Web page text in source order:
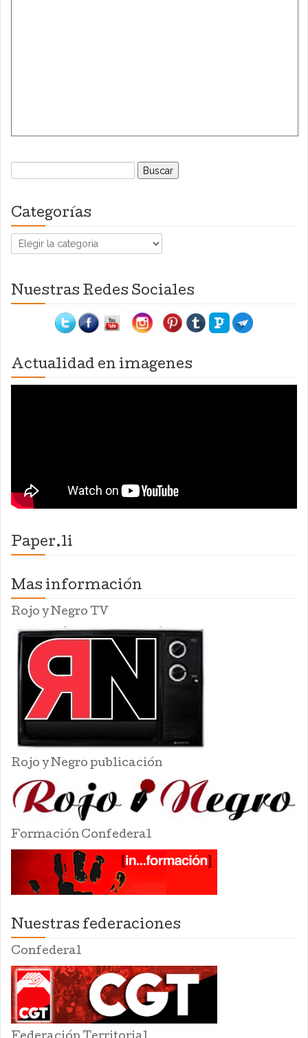
Buscar:
Categorías
Categorías
Nuestras Redes Sociales
Actualidad en imagenes
Paper.li
Mas información
Rojo y Negro TV
Rojo y Negro publicación
Formación Confederal
Nuestras federaciones
Confederal